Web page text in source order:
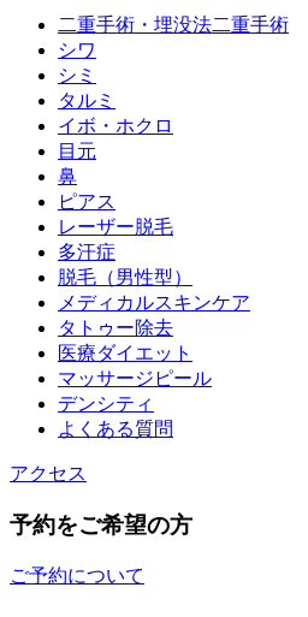
二重手術・埋没法二重手術
シワ
シミ
タルミ
イボ・ホクロ
目元
鼻
ピアス
レーザー脱毛
多汗症
脱毛（男性型）
メディカルスキンケア
タトゥー除去
医療ダイエット
マッサージピール
デンシティ
よくある質問
アクセス
予約をご希望の方
ご予約について